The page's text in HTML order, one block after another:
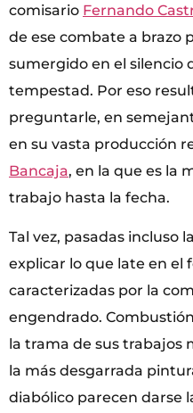
comisario Fernando
de ese combate a brazo
sumergido en el silencio
tempestad. Por eso
preguntarle, en
en su vasta producción
Bancaja, en la que es la
trabajo hasta la fecha.
Tal vez, pasadas incluso
explicar lo que late en el
caracterizadas por la
engendrado.
la trama de sus trabajos
la más desgarrada
diabólico parecen darse